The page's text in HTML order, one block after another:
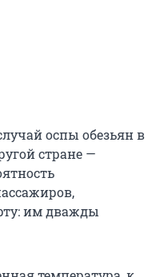
оспы обезьян в
стране —
им дважды